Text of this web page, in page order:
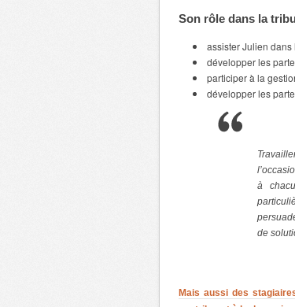
Son rôle dans la
assister Julien dans
développer les
participer à la
développer les
à
de
Mais aussi des